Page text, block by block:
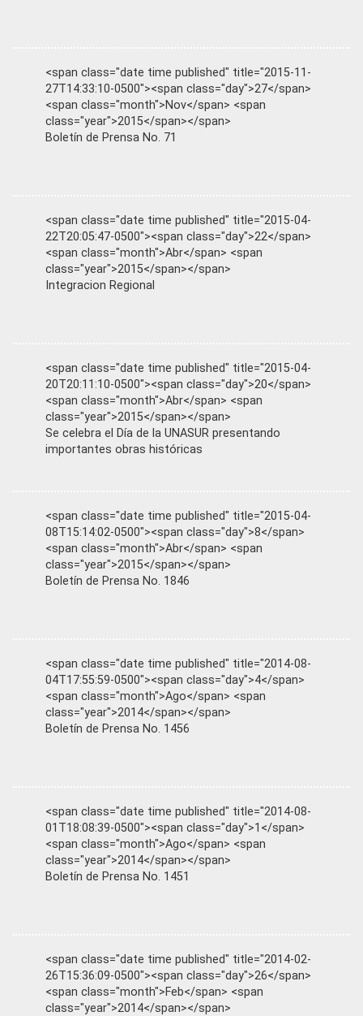
<span class="date time published" title="2015-11-
27T14:33:10-0500"><span class="day">27</span>
<span class="month">Nov</span> <span
class="year">2015</span></span>
Boletín de Prensa No. 71
<span class="date time published" title="2015-04-
22T20:05:47-0500"><span class="day">22</span>
<span class="month">Abr</span> <span
class="year">2015</span></span>
Integracion Regional
<span class="date time published" title="2015-04-
20T20:11:10-0500"><span class="day">20</span>
<span class="month">Abr</span> <span
class="year">2015</span></span>
Se celebra el Día de la UNASUR presentando
importantes obras históricas
<span class="date time published" title="2015-04-
08T15:14:02-0500"><span class="day">8</span>
<span class="month">Abr</span> <span
class="year">2015</span></span>
Boletín de Prensa No. 1846
<span class="date time published" title="2014-08-
04T17:55:59-0500"><span class="day">4</span>
<span class="month">Ago</span> <span
class="year">2014</span></span>
Boletín de Prensa No. 1456
<span class="date time published" title="2014-08-
01T18:08:39-0500"><span class="day">1</span>
<span class="month">Ago</span> <span
class="year">2014</span></span>
Boletín de Prensa No. 1451
<span class="date time published" title="2014-02-
26T15:36:09-0500"><span class="day">26</span>
<span class="month">Feb</span> <span
class="year">2014</span></span>